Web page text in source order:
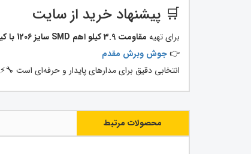
🛒 پیشنهاد خرید از سایت
برای تهیه مقاومت 3.9 کیلو اهم SMD سایز 1206 با کیفیت مطمئن
👉جوش وبرش مقدم
انتخابی دقیق برای مدارهای پایدار و حرفه‌ای است 🔧⚡
محصولات مرتبط